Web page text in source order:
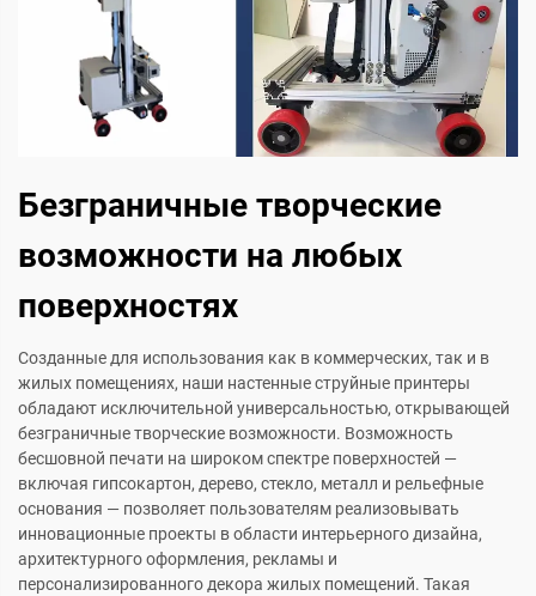
Безграничные творческие
возможности на любых
поверхностях
Созданные для использования как в коммерческих, так и в
жилых помещениях, наши настенные струйные принтеры
обладают исключительной универсальностью, открывающей
безграничные творческие возможности. Возможность
бесшовной печати на широком спектре поверхностей —
включая гипсокартон, дерево, стекло, металл и рельефные
основания — позволяет пользователям реализовывать
инновационные проекты в области интерьерного дизайна,
архитектурного оформления, рекламы и
персонализированного декора жилых помещений. Такая